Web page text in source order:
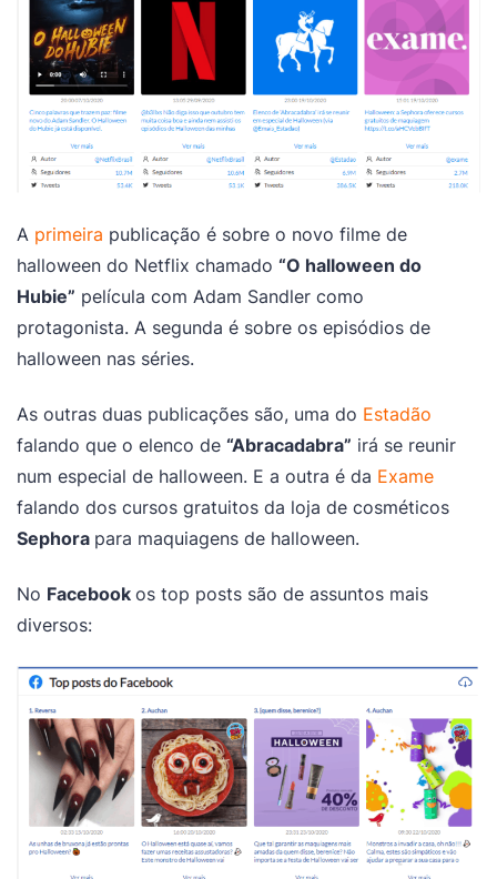
A primeira publicação é sobre o novo filme de
halloween do Netflix chamado “O halloween do
Hubie” película com Adam Sandler como
protagonista. A segunda é sobre os episódios de
halloween nas séries.
As outras duas publicações são, uma do Estadão
falando que o elenco de “Abracadabra” irá se reunir
num especial de halloween. E a outra é da Exame
falando dos cursos gratuitos da loja de cosméticos
Sephora para maquiagens de halloween.
No Facebook os top posts são de assuntos mais
diversos: